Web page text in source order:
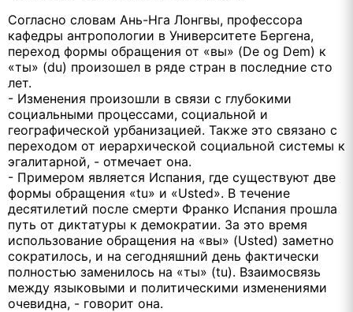
Согласно словам Ань-Нга Лонгвы, профессора
кафедры антропологии в Университете Бергена,
переход формы обращения от «вы» (De og Dem) к
«ты» (du) произошел в ряде стран в последние сто
лет.
- Изменения произошли в связи с глубокими
социальными процессами, социальной и
географической урбанизацией. Также это связано с
переходом от иерархической социальной системы к
эгалитарной, - отмечает она.
- Примером является Испания, где существуют две
формы обращения «tu» и «Usted». В течение
десятилетий после смерти Франко Испания прошла
путь от диктатуры к демократии. За это время
использование обращения на «вы» (Usted) заметно
сократилось, и на сегодняшний день фактически
полностью заменилось на «ты» (tu). Взаимосвязь
между языковыми и политическими изменениями
очевидна, - говорит она.